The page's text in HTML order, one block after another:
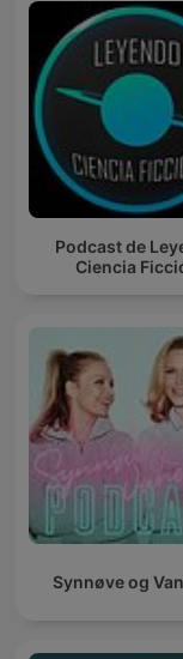
Podcast de
Ciencia
Synnøve og